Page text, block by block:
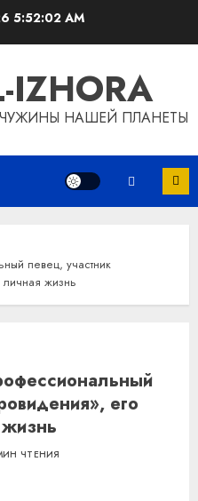
5:52:03 AM
IZHORA
НАШЕЙ ПЛАНЕТЫ
певец, участник
жизнь
его
ЧТЕНИЯ